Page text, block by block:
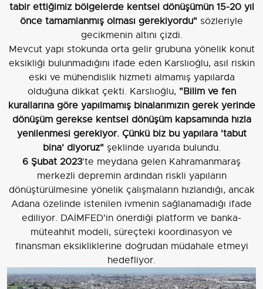
tabir ettiğimiz bölgelerde kentsel dönüşümün 15-20 yıl
önce tamamlanmış olması gerekiyordu" sözleriyle
gecikmenin altını çizdi.
Mevcut yapı stokunda orta gelir grubuna yönelik konut
eksikliği bulunmadığını ifade eden Karslıoğlu, asıl riskin
eski ve mühendislik hizmeti almamış yapılarda
olduğuna dikkat çekti. Karslıoğlu, "Bilim ve fen
kurallarına göre yapılmamış binalarımızın gerek yerinde
dönüşüm gerekse kentsel dönüşüm kapsamında hızla
yenilenmesi gerekiyor. Çünkü biz bu yapılara 'tabut
bina' diyoruz"şeklinde uyarıda bulundu.
6 Şubat 2023'te meydana gelen Kahramanmaraş
merkezli depremin ardından riskli yapıların
dönüştürülmesine yönelik çalışmaların hızlandığı, ancak
Adana özelinde istenilen ivmenin sağlanamadığı ifade
ediliyor. DAİMFED'in önerdiği platform ve banka-
müteahhit modeli, süreçteki koordinasyon ve
finansman eksikliklerine doğrudan müdahale etmeyi
hedefliyor.